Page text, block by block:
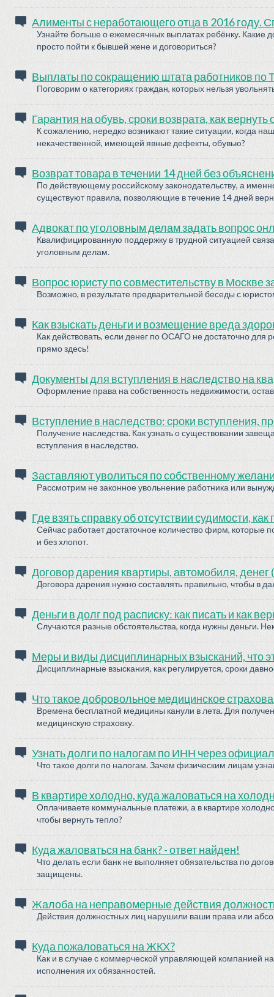
Алименты с неработающего отца в 2016 году.
Узнайте больше о ежемесячных выплатах ребёнку. Какие
просто пойти к бывшей жене и договориться?
Выплаты по сокращению штата работников по
Поговорим о категориях граждан, которых нельзя
Гарантия на обувь, сроки возврата, как вернуть
К сожалению, нередко возникают такие ситуации, когда
некачественной, имеющей явные дефекты, обувью?
Возврат товара в течении 14 дней без
По действующему российскому законодательству, а
существуют правила, позволяющие в течение 14 дней
Адвокат по уголовным делам задать вопрос
Квалифицированную поддержку в трудной ситуацией
уголовным делам.
Вопрос юристу по совместительству в Москве
Возможно, в результате предварительной беседы с
Как взыскать деньги и возмещение вреда
Как действовать, если денег по ОСАГО не достаточно
прямо здесь!
Документы для вступления в наследство на
Оформление права на собственность недвижимости,
Вступление в наследство: сроки вступления,
Получение наследства. Как узнать о существовании
вступления в наследство.
Заставляют уволиться по собственному
Рассмотрим не законное увольнение работника или
Где взять справку об отсутствии судимости, как
Сейчас работает достаточное количество фирм, которые
и без хлопот.
Договор дарения квартиры, автомобиля, денег
Договора дарения нужно составлять правильно, чтобы в
Деньги в долг под расписку: как писать и как
Случаются разные обстоятельства, когда нужны деньги.
Меры и виды дисциплинарных взысканий, что
Дисциплинарные взыскания, как регулируется, сроки
Что такое добровольное медицинское
Времена бесплатной медицины канули в лета. Для
медицинскую страховку.
Узнать долги по налогам по ИНН через
Что такое долги по налогам. Зачем физическим лицам
В квартире холодно, куда жаловаться на
Оплачиваете коммунальные платежи, а в квартире
чтобы вернуть тепло?
Куда жаловаться на банк? - ответ найден!
Что делать если банк не выполняет обязательства по
защищены.
Жалоба на неправомерные действия
Действия должностных лиц нарушили ваши права или
Куда пожаловаться на ЖКХ?
Как и в случае с коммерческой управляющей компанией
исполнения их обязанностей.